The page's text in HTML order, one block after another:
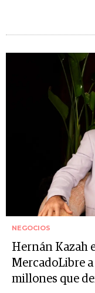
NEGOCIOS
Hernán Kazah
MercadoLibre
millones que